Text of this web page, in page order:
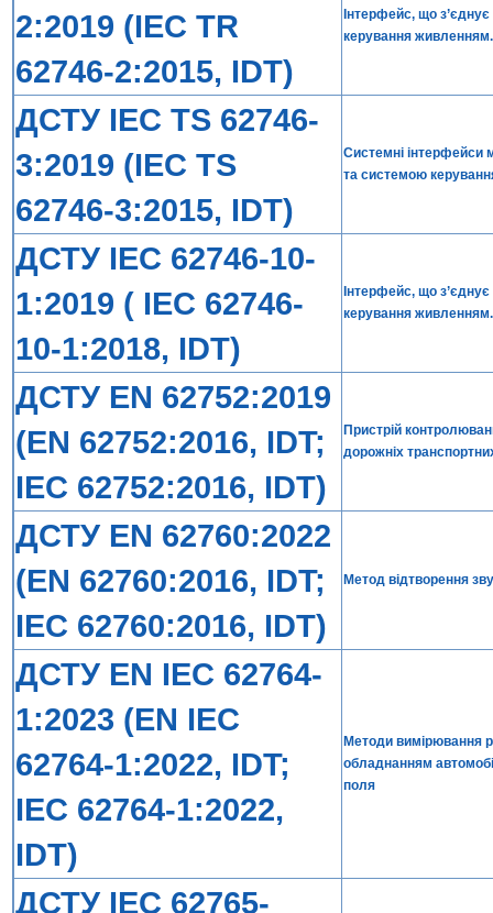
2:2019 (IEC TR
62746-2:2015, IDT)
Інтерфейс, що
керування
ДСТУ IEC TS 62746-
3:2019 (IEC TS
62746-3:2015, IDT)
Системні інтерфейси
та системою
ДСТУ IEC 62746-10-
1:2019 ( IEC 62746-
10-1:2018, IDT)
Інтерфейс, що
керування
ДСТУ EN 62752:2019
(EN 62752:2016, IDT;
IEC 62752:2016, IDT)
Пристрій
дорожніх
ДСТУ EN 62760:2022
(EN 62760:2016, IDT;
IEC 62760:2016, IDT)
Метод відтворення
ДСТУ EN IEC 62764-
1:2023 (EN IEC
62764-1:2022, IDT;
IEC 62764-1:2022,
IDT)
Методи вимірювання
обладнанням
поля
ДСТУ IEC 62765-